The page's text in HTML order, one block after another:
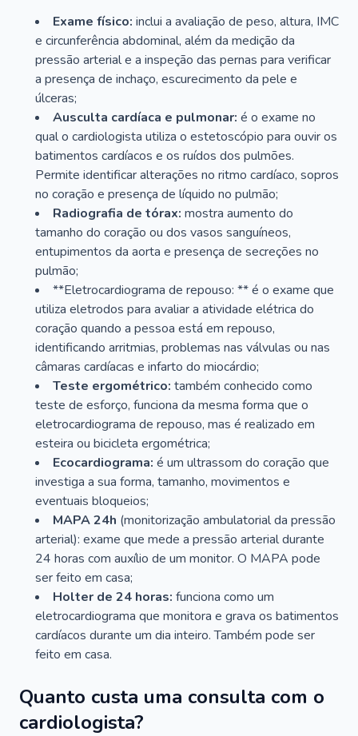
Exame físico: inclui a avaliação de peso, altura, IMC
e circunferência abdominal, além da medição da
pressão arterial e a inspeção das pernas para verificar
a presença de inchaço, escurecimento da pele e
úlceras;
Ausculta cardíaca e pulmonar: é o exame no
qual o cardiologista utiliza o estetoscópio para ouvir os
batimentos cardíacos e os ruídos dos pulmões.
Permite identificar alterações no ritmo cardíaco, sopros
no coração e presença de líquido no pulmão;
Radiografia de tórax: mostra aumento do
tamanho do coração ou dos vasos sanguíneos,
entupimentos da aorta e presença de secreções no
pulmão;
**Eletrocardiograma de repouso: ** é o exame que
utiliza eletrodos para avaliar a atividade elétrica do
coração quando a pessoa está em repouso,
identificando arritmias, problemas nas válvulas ou nas
câmaras cardíacas e infarto do miocárdio;
Teste ergométrico: também conhecido como
teste de esforço, funciona da mesma forma que o
eletrocardiograma de repouso, mas é realizado em
esteira ou bicicleta ergométrica;
Ecocardiograma: é um ultrassom do coração que
investiga a sua forma, tamanho, movimentos e
eventuais bloqueios;
MAPA 24h (monitorização ambulatorial da pressão
arterial): exame que mede a pressão arterial durante
24 horas com auxílio de um monitor. O MAPA pode
ser feito em casa;
Holter de 24 horas: funciona como um
eletrocardiograma que monitora e grava os batimentos
cardíacos durante um dia inteiro. Também pode ser
feito em casa.
Quanto custa uma consulta com o
cardiologista?